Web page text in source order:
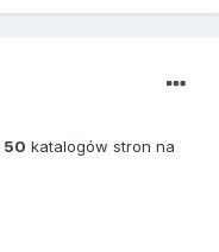
50 katalogów stron na